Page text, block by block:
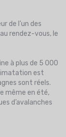
de l’un des
rendez-vous, le
à plus de 5 000
est
sont réels.
même en été,
d’avalanches